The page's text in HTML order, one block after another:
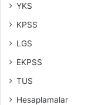
YKS
KPSS
LGS
EKPSS
TUS
Hesaplamalar